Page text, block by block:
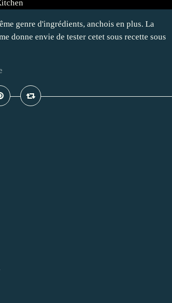
genre d'ingrédients, anchois en plus. La
donne envie de tester cetet sous recette sous